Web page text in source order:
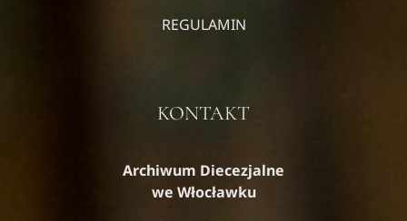
REGULAMIN
KONTAKT
Archiwum Diecezjalne
we Włocławku